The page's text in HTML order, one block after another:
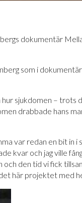
dokumentär
som i
sjukdomen – trots
drabbade hans
var redan en bit in i
kvar och jag ville
den tid vi fick
här projektet med